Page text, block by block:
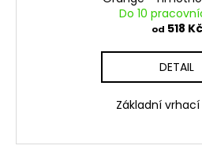
Do 10
od 518 Kč
DETAIL
Základní vrhací